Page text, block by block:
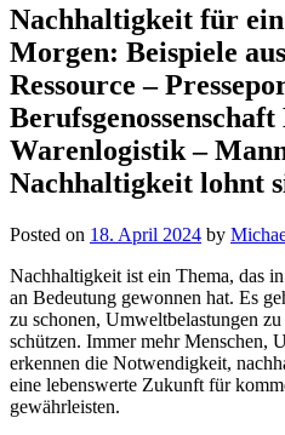
Nachhaltigkeit für ein
Morgen: Beispiele
Ressource –
Warenlogistik –
Nachhaltigkeit lohnt
Posted on 18. April 2024 by
Nachhaltigkeit ist ein Thema, das
an Bedeutung gewonnen hat. Es
zu schonen, Umweltbelastungen
schützen. Immer mehr Menschen,
erkennen die Notwendigkeit,
eine lebenswerte Zukunft für
gewährleisten.